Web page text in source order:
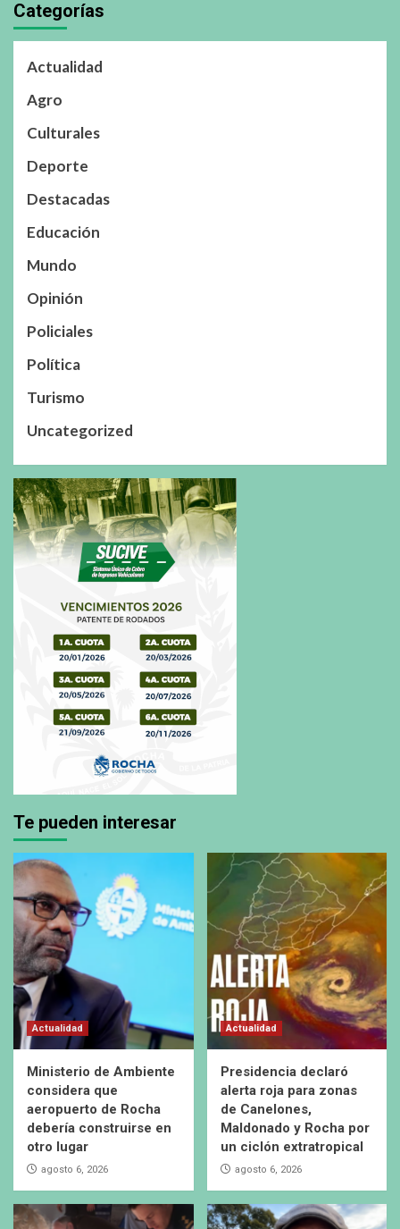
Categorías
Actualidad
Agro
Culturales
Deporte
Destacadas
Educación
Mundo
Opinión
Policiales
Política
Turismo
Uncategorized
Te pueden interesar
Actualidad
Ministerio de Ambiente
considera que
aeropuerto de Rocha
debería construirse en
otro lugar
agosto 6, 2026
Actualidad
Presidencia declaró
alerta roja para zonas
de Canelones,
Maldonado y Rocha por
un ciclón extratropical
agosto 6, 2026